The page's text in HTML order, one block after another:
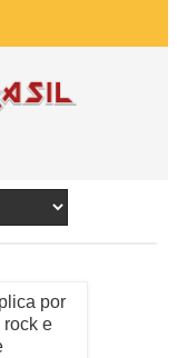
por
rock e